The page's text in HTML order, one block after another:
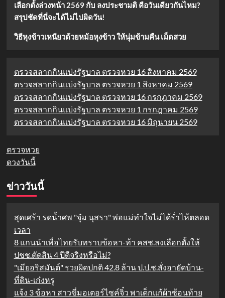
เลือกตั้งล่วงหน้า 2569 กับ ลงประชามติ คือวันเดียวกันไหม?
สรุปชัดที่นี่จะได้ไม่ไปผิดวัน!
วิธีหุงข้าวเหนียวด้วยหม้อหุงข้าว ให้นุ่มข้ามคืน เม็ดสวย
ตรวจสลากกินแบ่งรัฐบาล ตรวจหวย 16 สิงหาคม 2569
ตรวจสลากกินแบ่งรัฐบาล ตรวจหวย 1 สิงหาคม 2569
ตรวจสลากกินแบ่งรัฐบาล ตรวจหวย 16 กรกฎาคม 2569
ตรวจสลากกินแบ่งรัฐบาล ตรวจหวย 1 กรกฎาคม 2569
ตรวจสลากกินแบ่งรัฐบาล ตรวจหวย 16 มิถุนายน 2569
ตรวจหวย
ดวงวันนี้
ข่าววันนี้
สุดเศร้า รดน้ำศพ "จุ๋ม นุสรา" พ่อแม่ทำใจไม่ได้ร่ำไห้ตลอด
เวลา
8 แกนนำเพื่อไทยรับทราบข้อหา-ท้า คสช.ลงเลือกตั้งให้
ปชช.ตัดสิน 4 ปีดีจริงหรือไม่?
"เมียอริสมันต์" รวยผิดปกติ 42.8 ล้าน ป.ป.ช.สั่งอายัดบ้าน-
ที่ดิน-เก๋งหรู
แจ้ง 3 ข้อหา สาวขี่มอเตอร์ไซค์จิ๋ว พาเด็กแก้ผ้าซ้อนท้าย